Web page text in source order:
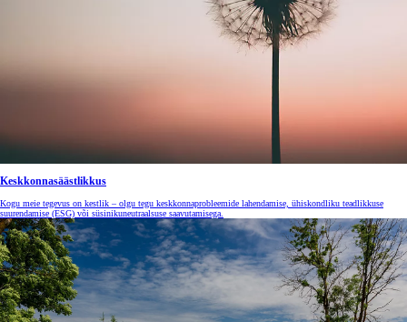
Keskkonnasäästlikkus
Kogu meie tegevus on kestlik – olgu tegu keskkonnaprobleemide lahendamise, ühiskondliku teadlikkuse
suurendamise (ESG) või süsinikuneutraalsuse saavutamisega.